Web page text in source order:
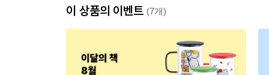
이 상품의 이벤트 (7개)